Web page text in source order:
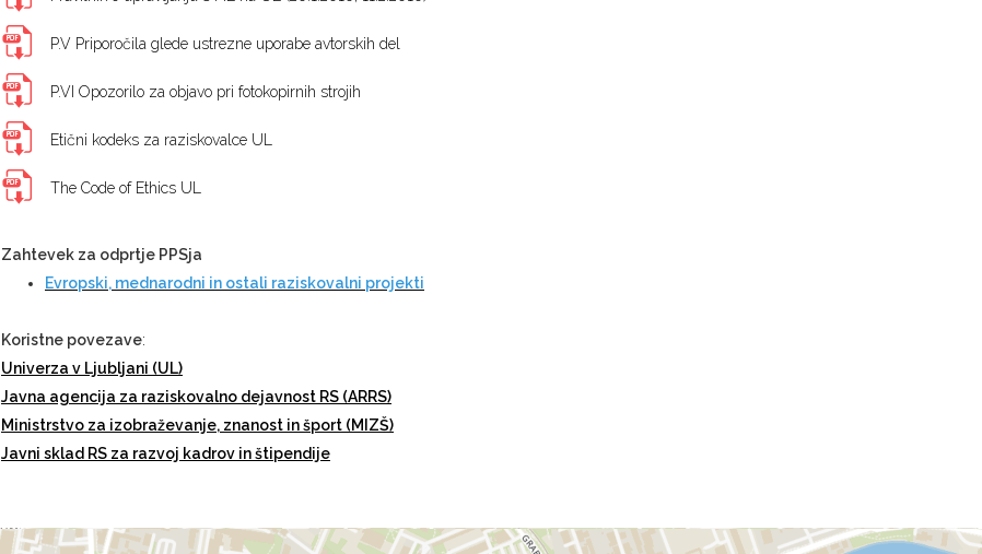
P.V Priporočila glede ustrezne uporabe avtorskih del
P.VI Opozorilo za objavo pri fotokopirnih strojih
Etični kodeks za raziskovalce UL
The Code of Ethics UL
Zahtevek za odprtje PPSja
Evropski, mednarodni in ostali raziskovalni projekti
Koristne povezave:
Univerza v Ljubljani (UL)
Javna agencija za raziskovalno dejavnost RS (ARRS)
Ministrstvo za izobraževanje, znanost in šport (MIZŠ)
Javni sklad RS za razvoj kadrov in štipendije